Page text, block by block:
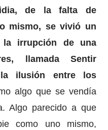
de la falta de
mismo, se vivió un
la irrupción de una
llamada Sentir
ilusión entre los
algo que se vendía
Algo parecido a que
como uno mismo,